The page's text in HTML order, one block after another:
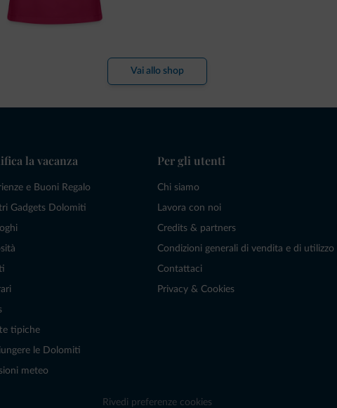
Vai allo shop
la vacanza
e Buoni Regalo
Gadgets Dolomiti
tipiche
le Dolomiti
meteo
Per gli utenti
Chi siamo
Lavora con noi
Credits & partners
Condizioni generali di vendita e di utilizzo
Contattaci
Privacy & Cookies
Rivedi preferenze cookies